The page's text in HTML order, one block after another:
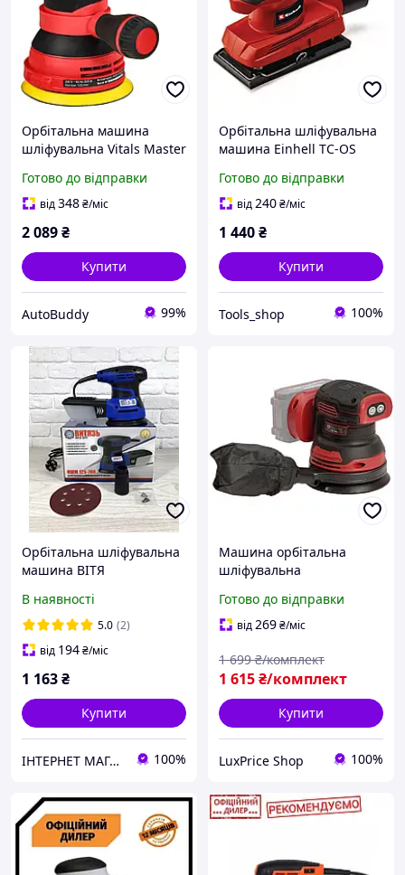
Орбітальна машина
шліфувальна Vitals Master
Ексцентрикова
потужність 300 Вт
Готово до відправки
від348₴/міс
2 089₴
Купити
AutoBuddy 99%
Орбітальна шліфувальна
машина Einhell TC-OS
Готово до відправки
від240₴/міс
1 440₴
Купити
Tools_shop 100%
Орбітальна шліфувальна
машина ВІТЯ
В наявності
5.0 (2)
від 194₴/міс
1 163₴
Купити
ІНТЕРНЕТ МАГАЗИН БЕНЗО-ЕЛЕКТРО ІНСТРУМЄНТА 100%
Машина орбітальна
шліфувальна
Master Os 18125сv BL
243609
Готово до відправки
від269₴/міс
1 615₴/комплект
1 699 ₴/комплект
Купити
LuxPrice Shop 100%